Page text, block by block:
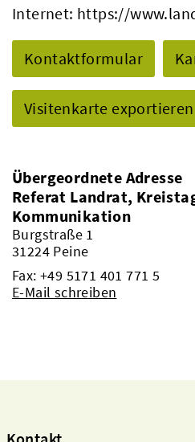
Internet: https://
Kontaktformular
Visitenkarte exportieren
Übergeordnete Adresse
Referat Landrat,
Kommunikation
Burgstraße 1
31224 Peine
Fax: +49 5171 401 771 5
E-Mail schreiben